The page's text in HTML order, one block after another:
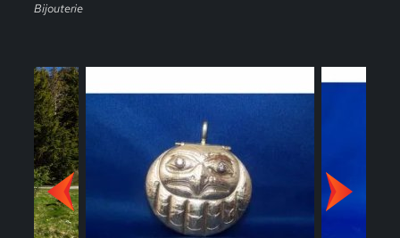
Bijouterie